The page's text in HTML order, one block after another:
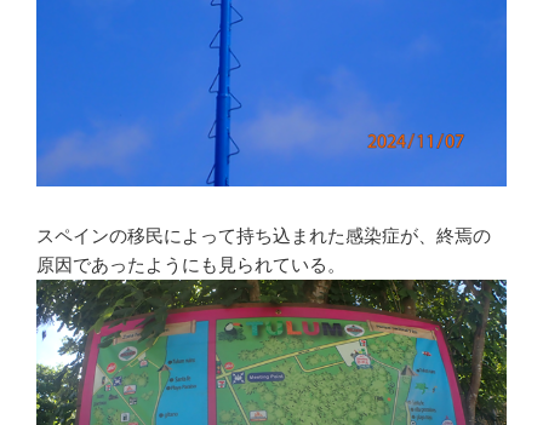
スペインの移民によって持ち込まれた感染症が、終焉の
原因であったようにも見られている。